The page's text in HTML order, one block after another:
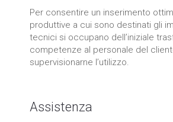
Per consentire un inserimento
produttive a cui sono destinati gli
tecnici si occupano dell’iniziale
competenze al personale del
supervisionarne l’utilizzo.
Assistenza